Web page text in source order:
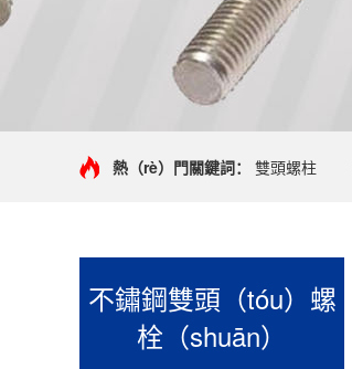
熱（rè）門關鍵詞： 雙頭螺柱
不鏽鋼雙頭（tóu）螺
栓（shuān）